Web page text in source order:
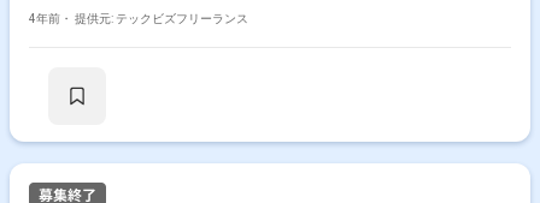
4年前・ 提供元: テックビズフリーランス